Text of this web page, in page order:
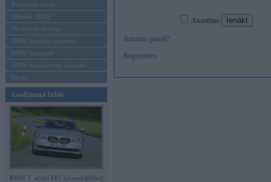
Reklāmas raksti
Mēneša BMW
Sērijveida tūnings
BMW pasaules jaunumi
BMW koncepti
BMW konkurentu jaunumi
Moto
Gadījuma bilde
BMW 7. sērija F01 (preses bildes)
Atcerēties
Aizmirsi paroli?
Reģistrēties